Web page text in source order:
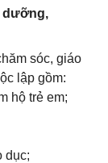
dưỡng,
sóc, giáo
lập gồm:
hộ trẻ em;
dục;